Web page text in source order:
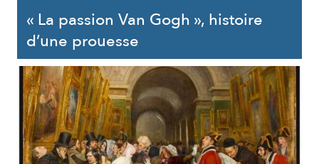
« La passion Van Gogh », histoire
d’une prouesse